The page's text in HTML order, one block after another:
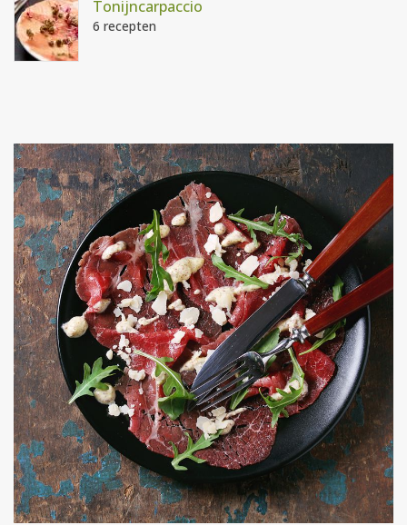
Tonijncarpaccio
6 recepten